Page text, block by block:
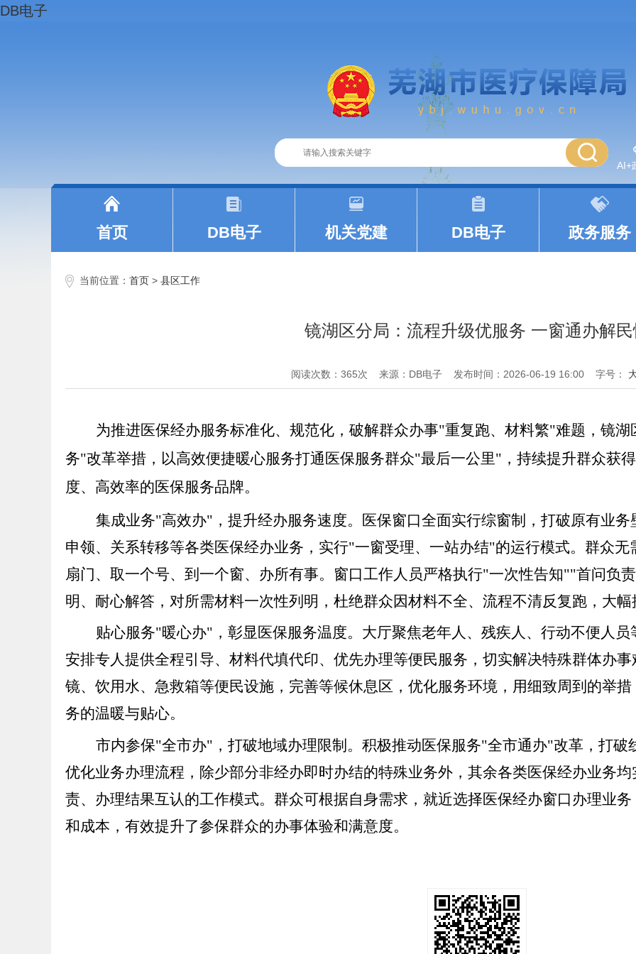
DB电子
AI+
首页 DB电子 机关党建 DB电子 政务服务
当前位置： 首页 > 县区工作
镜湖区分局：流程升级优服务 一窗通办解
阅读次数： 365次 来源：DB电子 发布时间：2026-06-19 16:00 字号：
为推进医保经办服务标准化、规范化，破解群众办事"重复跑、材料繁"难题，镜
务"改革举措，以高效便捷暖心服务打通医保服务群众"最后一公里"，持续提升群众获
度、高效率的医保服务品牌。
集成业务"高效办"，提升经办服务速度。 医保窗口全面实行综窗制，打破原有业
申领、关系转移等各类医保经办业务，实行"一窗受理、一站办结"的运行模式。群众
扇门、取一个号、到一个窗、办所有事。窗口工作人员严格执行"一次性告知""首问负
明、耐心解答，对所需材料一次性列明，杜绝群众因材料不全、流程不清反复跑，大
贴心服务"暖心办"，彰显医保服务温度。 大厅聚焦老年人、残疾人、行动不便人
安排专人提供全程引导、材料代填代印、优先办理等便民服务，切实解决特殊群体办
镜、饮用水、急救箱等便民设施，完善等候休息区，优化服务环境，用细致周到的举
务的温暖与贴心。
市内参保"全市办"，打破地域办理限制 。 积极推动医保服务"全市通办"改革，打破
优化业务办理流程，除少部分非经办即时办结的特殊业务外，其余各类医保经办业务
责、办理结果互认的工作模式。群众可根据自身需求，就近选择医保经办窗口办理业
和成本，有效提升了参保群众的办事体验和满意度。